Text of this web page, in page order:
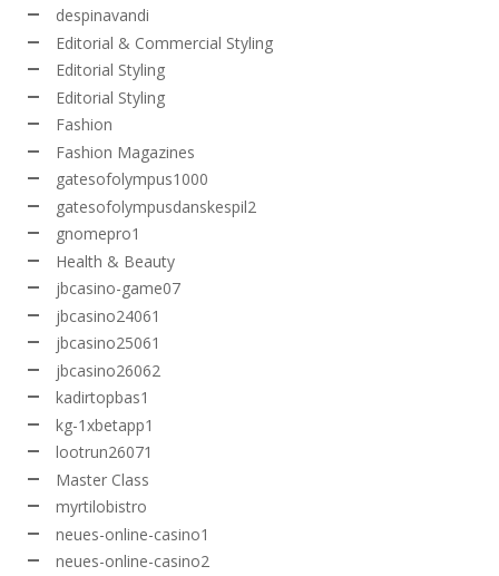
despinavandi
Editorial & Commercial Styling
Editorial Styling
Editorial Styling
Fashion
Fashion Magazines
gatesofolympus1000
gatesofolympusdanskespil2
gnomepro1
Health & Beauty
jbcasino-game07
jbcasino24061
jbcasino25061
jbcasino26062
kadirtopbas1
kg-1xbetapp1
lootrun26071
Master Class
myrtilobistro
neues-online-casino1
neues-online-casino2